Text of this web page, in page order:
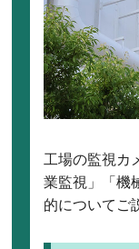
工場の監視カ
業監視」「機
的についてご